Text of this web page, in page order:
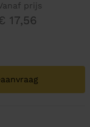
prijs
17,56